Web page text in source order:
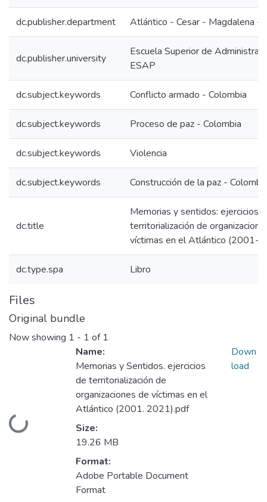
dc.publisher.department Atlántico - Cesar - Magdalena -
dc.publisher.university
Escuela Superior de
ESAP
dc.subject.keywords Conflicto armado - Colombia
dc.subject.keywords Proceso de paz - Colombia
dc.subject.keywords Violencia
dc.subject.keywords Construcción de la paz -
dc.title
Memorias y sentidos: ejercicios
territorialización de
víctimas en el Atlántico (2001-
dc.type.spa Libro
Files
Original bundle
Now showing 1 - 1 of 1
Loading...
Name:
Memorias y Sentidos. ejercicios
de territorialización de
organizaciones de víctimas en el
Atlántico (2001. 2021).pdf
Size:
19.26 MB
Format:
Adobe Portable Document
Format
Down
load